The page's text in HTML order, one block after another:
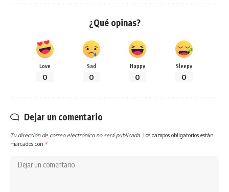
¿Qué opinas?
Love
0
Sad
0
Happy
0
Sleepy
0
Dejar un comentario
Tu dirección de correo electrónico no será publicada. Los campos obligatorios están
marcados con *